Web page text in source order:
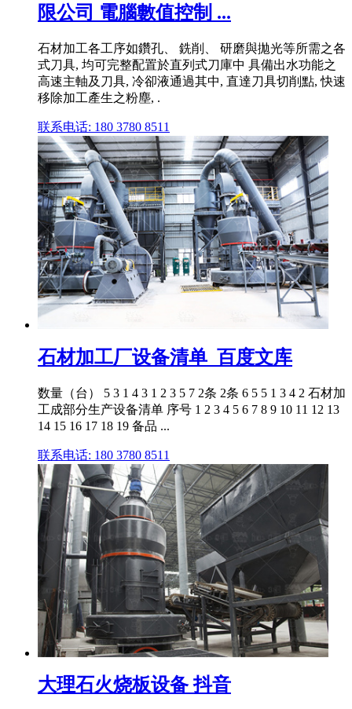
限公司 電腦數值控制 ...
石材加工各工序如鑽孔、 銑削、 研磨與拋光等所需之各
式刀具, 均可完整配置於直列式刀庫中 具備出水功能之
高速主軸及刀具, 冷卻液通過其中, 直達刀具切削點, 快速
移除加工產生之粉塵, .
联系电话: 180 3780 8511
石材加工厂设备清单_百度文库
数量（台） 5 3 1 4 3 1 2 3 5 7 2条 2条 6 5 5 1 3 4 2 石材加
工成部分生产设备清单 序号 1 2 3 4 5 6 7 8 9 10 11 12 13
14 15 16 17 18 19 备品 ...
联系电话: 180 3780 8511
大理石火烧板设备 抖音